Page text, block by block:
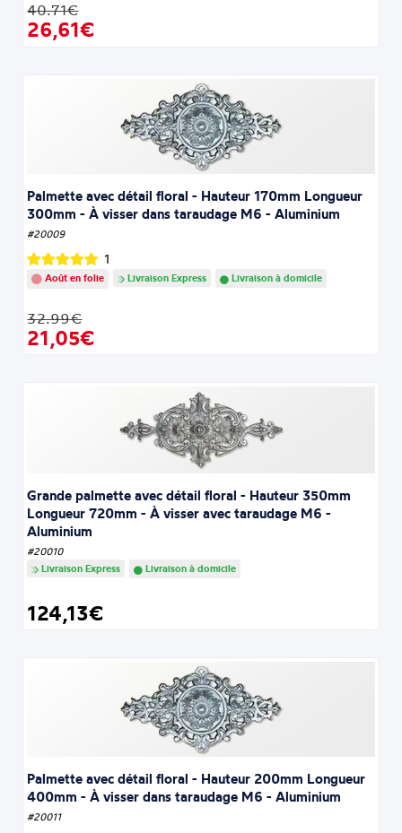
40.71€
26,61€
Palmette avec détail floral - Hauteur 170mm Longueur
300mm - À visser dans taraudage M6 - Aluminium
#20009
1
Août en folie Livraison Express Livraison à domicile
32.99€
21,05€
Grande palmette avec détail floral - Hauteur 350mm
Longueur 720mm - À visser avec taraudage M6 -
Aluminium
#20010
Livraison Express
Livraison à domicile
124,13€
Palmette avec détail floral - Hauteur 200mm Longueur
400mm - À visser dans taraudage M6 - Aluminium
#20011